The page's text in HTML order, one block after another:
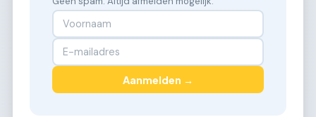
Aanmelden →